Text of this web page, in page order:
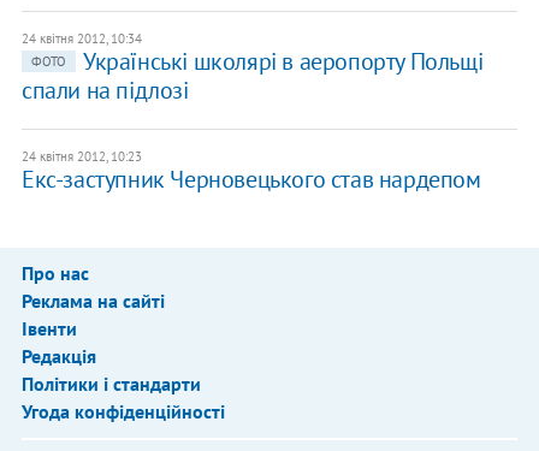
24 квітня 2012, 10:34
ФОТО
Українські школярі в аеропорту Польщі
спали на підлозі
24 квітня 2012, 10:23
Екс-заступник Черновецького став нардепом
Про нас
Реклама на сайті
Івенти
Редакція
Політики і стандарти
Угода конфіденційності